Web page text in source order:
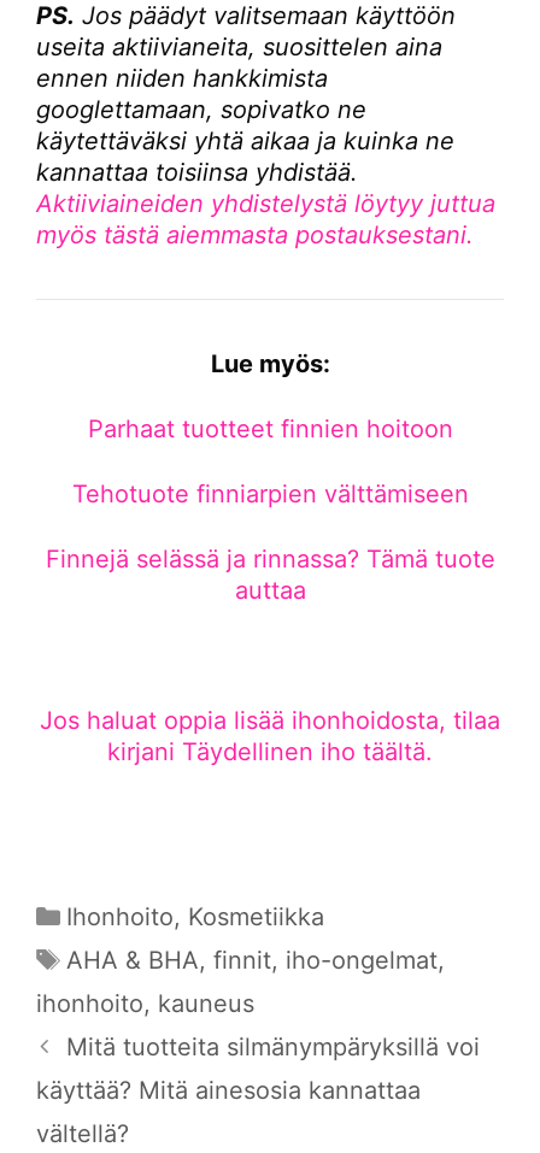
PS. Jos päädyt valitsemaan käyttöön
useita aktiivianeita, suosittelen aina
ennen niiden hankkimista
googlettamaan, sopivatko ne
käytettäväksi yhtä aikaa ja kuinka ne
kannattaa toisiinsa yhdistää.
Aktiiviaineiden yhdistelystä löytyy juttua
myös tästä aiemmasta postauksestani.
Lue myös:
Parhaat tuotteet finnien hoitoon
Tehotuote finniarpien välttämiseen
Finnejä selässä ja rinnassa? Tämä tuote
auttaa
Jos haluat oppia lisää ihonhoidosta, tilaa
kirjani Täydellinen iho täältä.
Kategoriat
Ihonhoito, Kosmetiikka
Avainsanat
AHA & BHA, finnit, iho-ongelmat,
ihonhoito, kauneus
Mitä tuotteita silmänympäryksillä voi
käyttää? Mitä ainesosia kannattaa
vältellä?